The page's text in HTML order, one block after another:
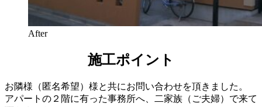
After
施工ポイント
お隣様（匿名希望）様と共にお問い合わせを頂きました。
アパートの２階に有った事務所へ、二家族（ご夫婦）で来て